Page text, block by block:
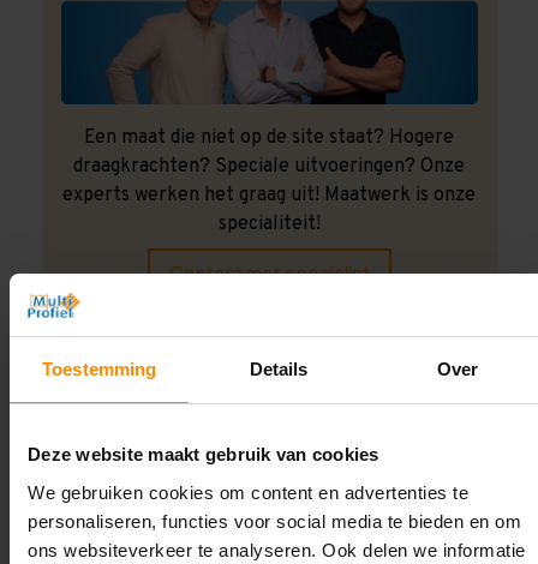
Toestemming Details Over
Deze website maakt gebruik van cookies
We gebruiken cookies om content en advertenties te
personaliseren, functies voor social media te bieden en om
ons websiteverkeer te analyseren. Ook delen we informatie
Een maat die niet op de site staat? Hogere
draagkrachten? Speciale uitvoeringen? Onze
experts werken het graag uit! Maatwerk is onze
specialiteit!
Contact met specialist
Montage uitbesteden?